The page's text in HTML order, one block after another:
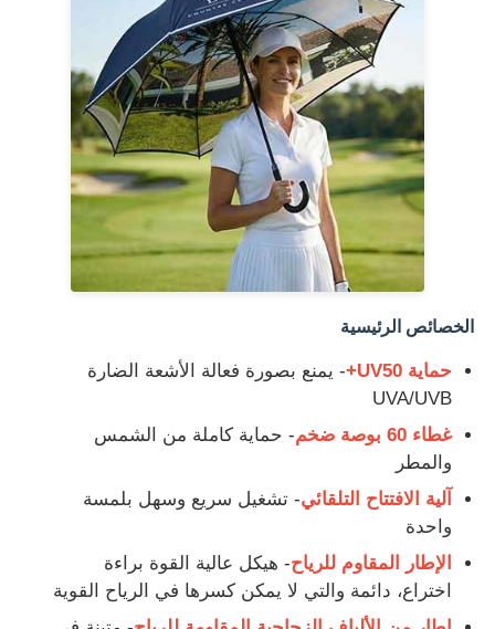
حول بنا
جولة في المعمل
ضبط الجودة
اتصل بنا
أخبار
جميع القضايا
مظلات الغولف
الخصائص الرئيسية
حماية UV50+
- يمنع بصورة فعالة الأشعة الضارة
UVA/UVB
غطاء 60 بوصة ضخم
- حماية كاملة من الشمس
والمطر
آلية الافتتاح التلقائي- تشغيل سريع وسهل بلمسة
واحدة
الإطار المقاوم للرياح- هيكل عالية القوة براءة
اختراع، دائمة والتي لا يمكن كسرها في الرياح القوية